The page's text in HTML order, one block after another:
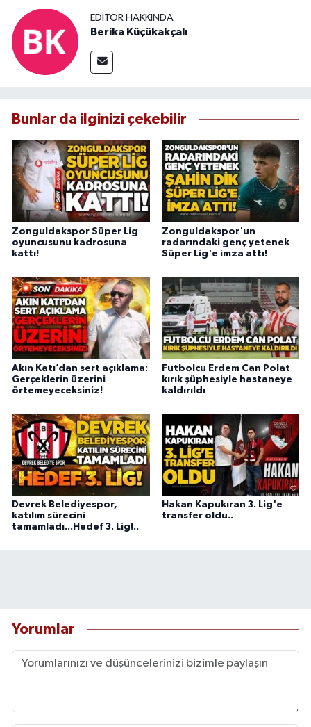
EDITÖR HAKKINDA
Berika Küçükakçalı
Bunlar da ilginizi çekebilir
Zonguldakspor Süper Lig
oyuncusunu kadrosuna
kattı!
Zonguldakspor'un
radarındaki genç yetenek
Süper Lig'e imza attı!
Akın Katı’dan sert açıklama:
Gerçeklerin üzerini
örtemeyeceksiniz!
Futbolcu Erdem Can Polat
kırık şüphesiyle hastaneye
kaldırıldı
Devrek Belediyespor,
katılım sürecini
tamamladı...Hedef 3. Lig!..
Hakan Kapukıran 3. Lig'e
transfer oldu..
Yorumlar